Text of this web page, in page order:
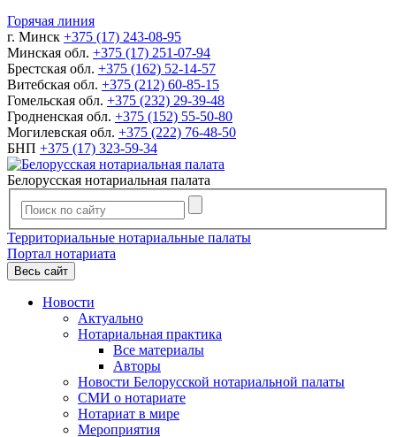
Горячая линия
г. Минск +375 (17) 243-08-95
Минская обл. +375 (17) 251-07-94
Брестская обл. +375 (162) 52-14-57
Витебская обл. +375 (212) 60-85-15
Гомельская обл. +375 (232) 29-39-48
Гродненская обл. +375 (152) 55-50-80
Могилевская обл. +375 (222) 76-48-50
БНП +375 (17) 323-59-34
Белорусская нотариальная палата
Территориальные нотариальные палаты
Портал нотариата
Весь сайт
Новости
Актуально
Нотариальная практика
Все материалы
Авторы
Новости Белорусской нотариальной палаты
СМИ о нотариате
Нотариат в мире
Мероприятия